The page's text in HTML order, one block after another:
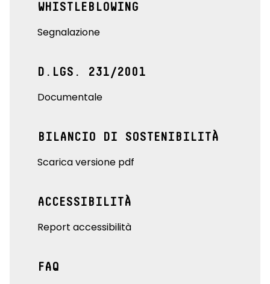
WHISTLEBLOWING
Segnalazione
D.LGS. 231/2001
Documentale
BILANCIO DI SOSTENIBILITÀ
Scarica versione pdf
ACCESSIBILITÀ
Report accessibilità
FAQ